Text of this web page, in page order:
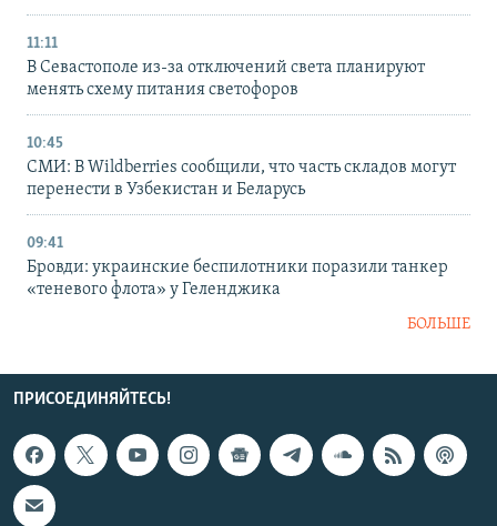
11:11
В Севастополе из-за отключений света планируют
менять схему питания светофоров
10:45
СМИ: В Wildberries сообщили, что часть складов могут
перенести в Узбекистан и Беларусь
09:41
Бровди: украинские беспилотники поразили танкер
«теневого флота» у Геленджика
БОЛЬШЕ
ПРИСОЕДИНЯЙТЕСЬ!